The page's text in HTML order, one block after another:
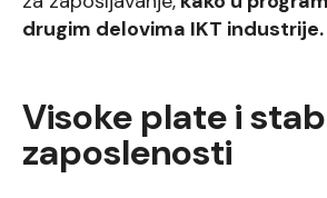
drugim delovima IKT industrije.
Visoke plate i
zaposlenosti